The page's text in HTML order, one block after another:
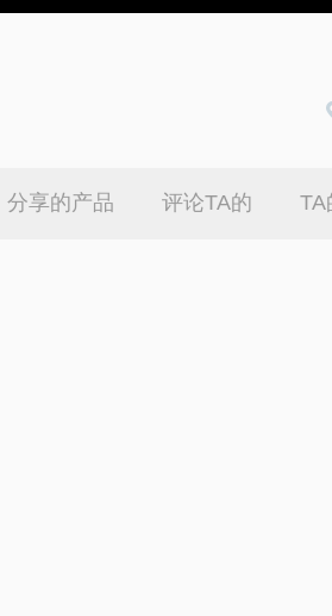
分享的产品 评论TA的 TA